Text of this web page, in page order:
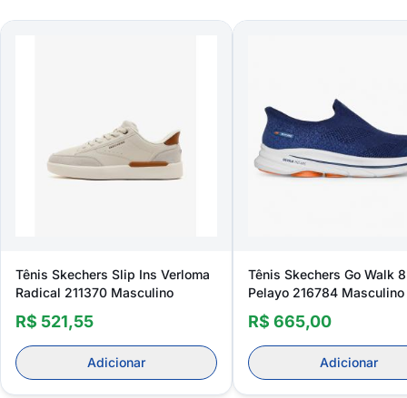
Tênis Skechers Slip Ins Verloma
Radical 211370 Masculino
R$ 521,55
Adicionar
Tênis Skechers Go Walk 8
Pelayo 216784
Ins
R$ 665,00
Adicionar